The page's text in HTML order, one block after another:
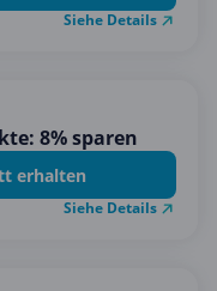
Siehe Details
8% sparen
erhalten
Siehe Details